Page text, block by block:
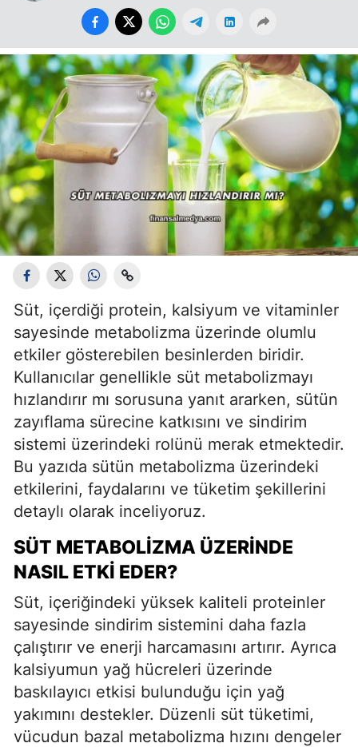
Süt, içerdiği protein, kalsiyum ve vitaminler
sayesinde metabolizma üzerinde olumlu
etkiler gösterebilen besinlerden biridir.
Kullanıcılar genellikle süt metabolizmayı
hızlandırır mı sorusuna yanıt ararken, sütün
zayıflama sürecine katkısını ve sindirim
sistemi üzerindeki rolünü merak etmektedir.
Bu yazıda sütün metabolizma üzerindeki
etkilerini, faydalarını ve tüketim şekillerini
detaylı olarak inceliyoruz.
SÜT METABOLIZMA ÜZERINDE
NASIL ETKI EDER?
Süt, içeriğindeki yüksek kaliteli proteinler
sayesinde sindirim sistemini daha fazla
çalıştırır ve enerji harcamasını artırır. Ayrıca
kalsiyumun yağ hücreleri üzerinde
baskılayıcı etkisi bulunduğu için yağ
yakımını destekler. Düzenli süt tüketimi,
vücudun bazal metabolizma hızını dengeler